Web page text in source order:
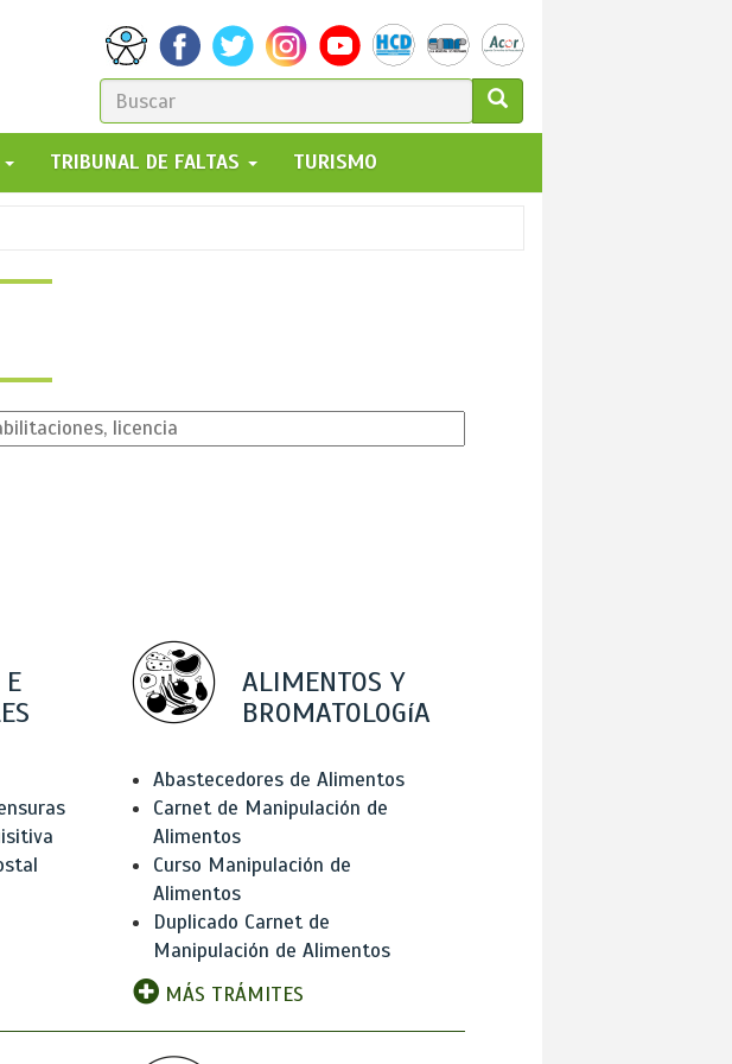
FORMULARIO
DE
BÚSQUEDA
GO!
TRIBUNAL DE FALTAS TURISMO
ALIMENTOS Y
BROMATOLOGíA
Abastecedores de Alimentos
Carnet de Manipulación de
Alimentos
Curso Manipulación de
Alimentos
Duplicado Carnet de
Manipulación de Alimentos
MÁS TRÁMITES